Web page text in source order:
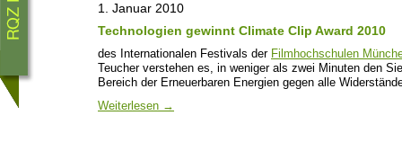
1. Januar 2010
Technologien gewinnt Climate Clip Award 2010
des Internationalen Festivals der Filmhochschulen
Teucher verstehen es, in weniger als zwei Minuten den
Bereich der Erneuerbaren Energien gegen alle
Weiterlesen →